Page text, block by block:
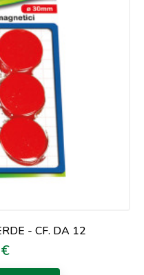
- CF. DA 12